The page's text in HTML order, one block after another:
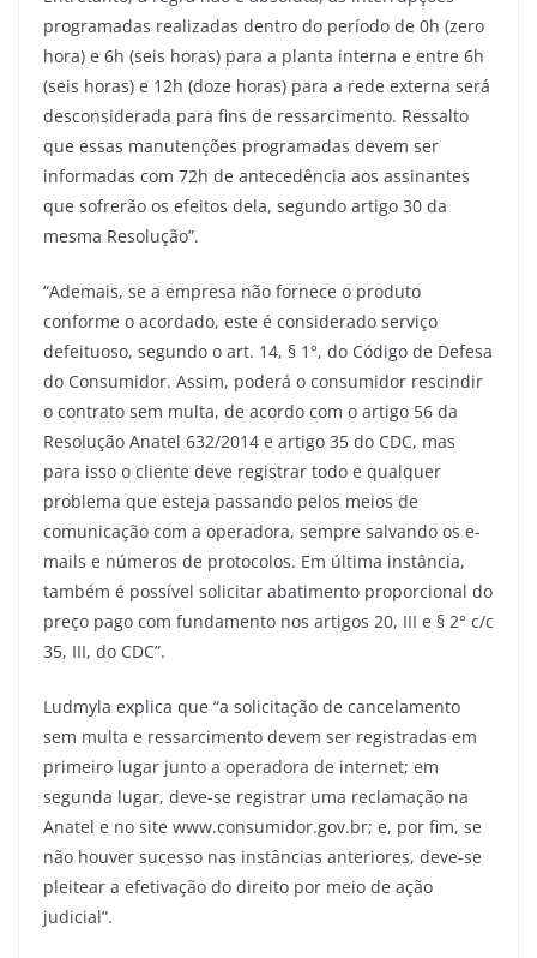
programadas realizadas dentro do período de 0h (zero
hora) e 6h (seis horas) para a planta interna e entre 6h
(seis horas) e 12h (doze horas) para a rede externa será
desconsiderada para fins de ressarcimento. Ressalto
que essas manutenções programadas devem ser
informadas com 72h de antecedência aos assinantes
que sofrerão os efeitos dela, segundo artigo 30 da
mesma Resolução”.
“Ademais, se a empresa não fornece o produto
conforme o acordado, este é considerado serviço
defeituoso, segundo o art. 14, § 1°, do Código de Defesa
do Consumidor. Assim, poderá o consumidor rescindir
o contrato sem multa, de acordo com o artigo 56 da
Resolução Anatel 632/2014 e artigo 35 do CDC, mas
para isso o cliente deve registrar todo e qualquer
problema que esteja passando pelos meios de
comunicação com a operadora, sempre salvando os e-
mails e números de protocolos. Em última instância,
também é possível solicitar abatimento proporcional do
preço pago com fundamento nos artigos 20, III e § 2° c/c
35, III, do CDC”.
Ludmyla explica que “a solicitação de cancelamento
sem multa e ressarcimento devem ser registradas em
primeiro lugar junto a operadora de internet; em
segunda lugar, deve-se registrar uma reclamação na
Anatel e no site www.consumidor.gov.br; e, por fim, se
não houver sucesso nas instâncias anteriores, deve-se
pleitear a efetivação do direito por meio de ação
judicial”.